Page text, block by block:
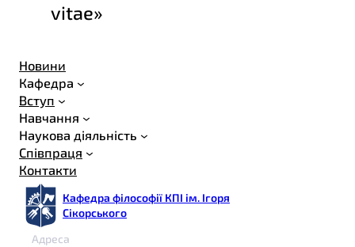
vitae»
Новини
Кафедра
Вступ
Навчання
Наукова діяльність
Співпраця
Контакти
Кафедра філософії КПІ ім. Ігоря
Сікорського
Адреса